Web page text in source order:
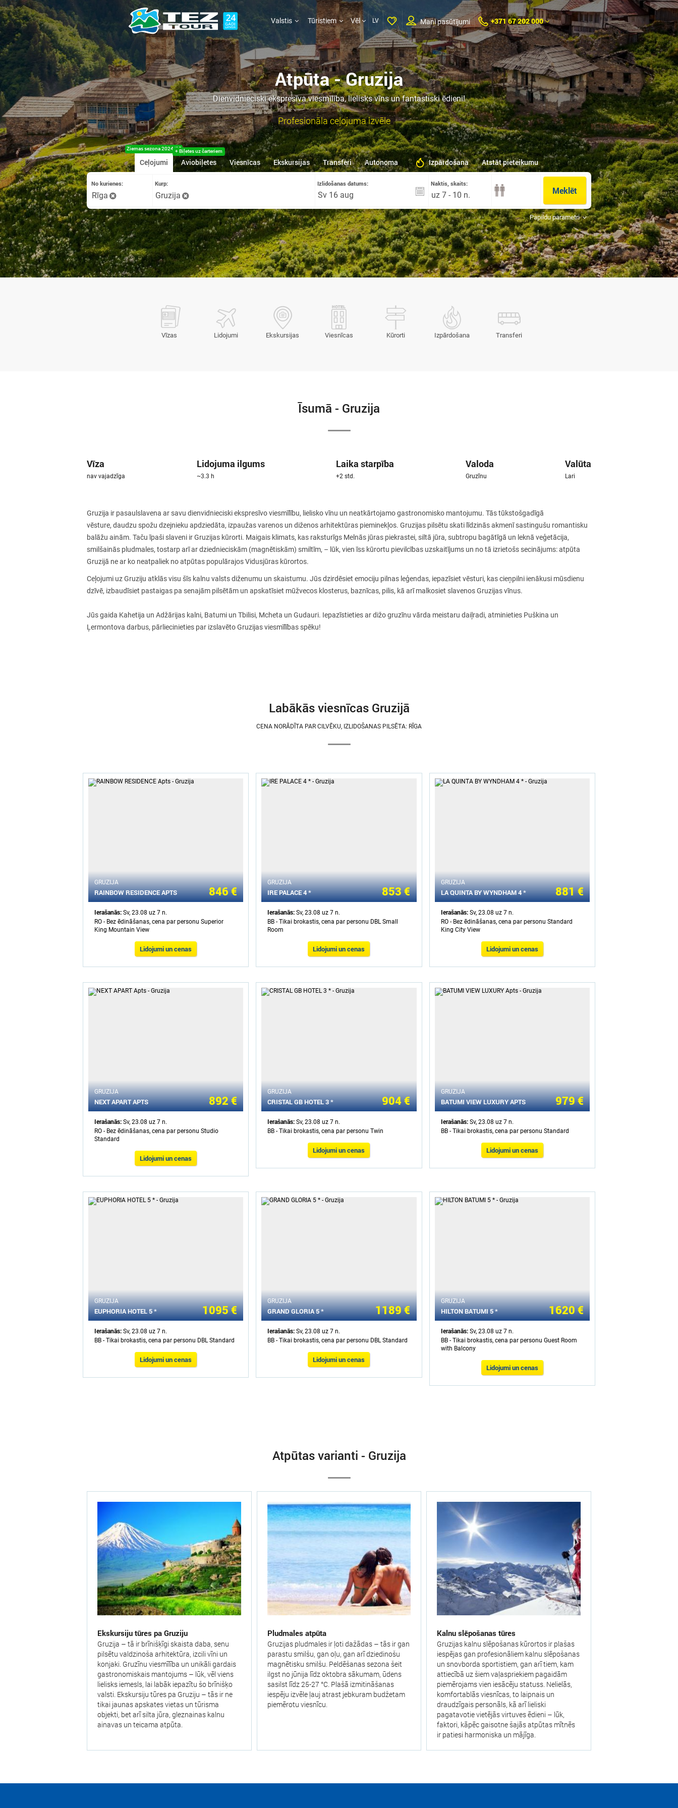
Valstis Tūristiem Vēl LV Mani pasūtījumi +371 67 202 000
Atpūta - Gruzija
Dienvidnieciski ekspresīva viesmīlība, lielisks vīns un fantastiski ēdieni!
Profesionāla ceļojuma izvēle
Ceļojumi
Vasaras sezona 2025
Aviobiļetes
+ Biļetes uz čarteriem
Viesnīcas Ekskursijas Transferi Autonoma Izpārdošana Atstāt pieteikumu
No kurienes:
Rīga
Kurp:
Gruzija
Izlidošanas datums: Naktis, skaits:
uz 7 - 10 n. Meklēt
Papildu parametri
Vīzas Lidojumi Ekskursijas Viesnīcas Kūrorti Izpārdošana Transferi
Īsumā - Gruzija
Vīza
nav vajadzīga
Lidojuma ilgums
~3.3 h
Laika starpība
+2 std.
Valoda
Gruzīnu
Valūta
Lari
Gruzija ir pasaulslavena ar savu dienvidnieciski ekspresīvo viesmīlību, lielisko vīnu un neatkārtojamo gastronomisko mantojumu. Tās tūkstošgadīgā
vēsture, daudzu spožu dzejnieku apdziedāta, izpaužas varenos un diženos arhitektūras pieminekļos. Gruzijas pilsētu skati līdzinās akmenī sastingušu romantisku
balāžu ainām. Taču īpaši slaveni ir Gruzijas kūrorti. Maigais klimats, kas raksturīgs Melnās jūras piekrastei, siltā jūra, subtropu bagātīgā un leknā veģetācija,
smilšainās pludmales, tostarp arī ar dziednieciskām (magnētiskām) smiltīm, – lūk, vien īss kūrortu pievilcības uzskaitījums un no tā izrietošs secinājums: atpūta
Gruzijā ne ar ko neatpaliek no atpūtas populārajos Vidusjūras kūrortos.
Ceļojumi uz Gruziju atklās visu šīs kalnu valsts diženumu un skaistumu. Jūs dzirdēsiet emociju pilnas leģendas, iepazīsiet vēsturi, kas cieņpilni ienākusi mūsdienu
dzīvē, izbaudīsiet pastaigas pa senajām pilsētām un apskatīsiet mūžvecos klosterus, baznīcas, pilis, kā arī malkosiet slavenos Gruzijas vīnus.
Jūs gaida Kahetija un Adžārijas kalni, Batumi un Tbilisi, Mcheta un Gudauri. Iepazīstieties ar dižo gruzīnu vārda meistaru daiļradi, atminieties Puškina un
Ļermontova darbus, pārliecinieties par izslavēto Gruzijas viesmīlības spēku!
Labākās viesnīcas Gruzijā
CENA NORĀDĪTA PAR CILVĒKU, IZLIDOŠANAS PILSĒTA: RĪGA
GRUZIJA
RAINBOW RESIDENCE APTS 846 €
Ierašanās: Sv, 23.08 uz 7 n.
RO - Bez ēdināšanas, cena par personu Superior
King Mountain View
Lidojumi un cenas
GRUZIJA
IRE PALACE 4 * 853 €
Ierašanās:Sv, 23.08 uz 7 n.
BB - Tikai brokastis, cena par personu DBL Small
Room
Lidojumi un cenas
GRUZIJA
LA QUINTA BY WYNDHAM 4 * 881 €
Ierašanās: Sv, 23.08 uz 7 n.
RO - Bez ēdināšanas, cena par personu Standard
King City View
Lidojumi un cenas
GRUZIJA
NEXT APART APTS 892 €
Ierašanās: Sv, 23.08 uz 7 n.
RO - Bez ēdināšanas, cena par personu Studio
Standard
Lidojumi un cenas
GRUZIJA
CRISTAL GB HOTEL 3 * 904 €
Ierašanās:Sv, 23.08 uz 7 n.
BB - Tikai brokastis, cena par personu Twin
Lidojumi un cenas
GRUZIJA
BATUMI VIEW LUXURY APTS 979 €
Ierašanās: Sv, 23.08 uz 7 n.
BB - Tikai brokastis, cena par personu Standard
Lidojumi un cenas
GRUZIJA
EUPHORIA HOTEL 5 * 1095 €
Ierašanās: Sv, 23.08 uz 7 n.
BB - Tikai brokastis, cena par personu DBL Standard
Lidojumi un cenas
GRUZIJA
GRAND GLORIA 5 * 1189 €
Ierašanās:Sv, 23.08 uz 7 n.
BB - Tikai brokastis, cena par personu DBL Standard
Lidojumi un cenas
GRUZIJA
HILTON BATUMI 5 * 1620 €
Ierašanās: Sv, 23.08 uz 7 n.
BB - Tikai brokastis, cena par personu Guest Room
with Balcony
Lidojumi un cenas
Atpūtas varianti - Gruzija
Ekskursiju tūres pa Gruziju
Gruzija – tā ir brīnišķīgi skaista daba, senu
pilsētu valdzinoša arhitektūra, izcili vīni un
konjaki. Gruzīnu viesmīlība un unikāli gardais
gastronomiskais mantojums – lūk, vēl viens
lielisks iemesls, lai labāk iepazītu šo brīnišķo
valsti. Ekskursiju tūres pa Gruziju – tās ir ne
tikai jaunas apskates vietas un tūrisma
objekti, bet arī silta jūra, gleznainas kalnu
ainavas un teicama atpūta.
Pludmales atpūta
Gruzijas pludmales ir ļoti dažādas – tās ir gan
parastu smilšu, gan oļu, gan arī dziedinošu
magnētisku smilšu. Peldēšanas sezona šeit
ilgst no jūnija līdz oktobra sākumam, ūdens
sasilst līdz 25-27 °C. Plašā izmitināšanas
iespēju izvēle ļauj atrast jebkuram budžetam
piemērotu viesnīcu.
Kalnu slēpošanas tūres
Gruzijas kalnu slēpošanas kūrortos ir plašas
iespējas gan profesionāliem kalnu slēpošanas
un snovborda sportistiem, gan arī tiem, kam
attiecībā uz šiem vaļaspriekiem pagaidām
piemērojams vien iesācēju statuss. Nelielās,
komfortablās viesnīcas, to laipnais un
draudzīgais personāls, kā arī lieliski
pagatavotie vietējās virtuves ēdieni – lūk,
faktori, kāpēc gaisotne šajās atpūtas mītnēs
ir patiesi harmoniska un mājīga.